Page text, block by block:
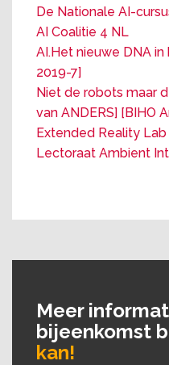
De Nationale AI-
AI Coalitie 4 NL
AI.Het nieuwe DNA in
2019-7]
Niet de robots maar
van ANDERS] [BIHO
Extended Reality Lab
Lectoraat Ambient
Meer
bijeenkomst
kan!